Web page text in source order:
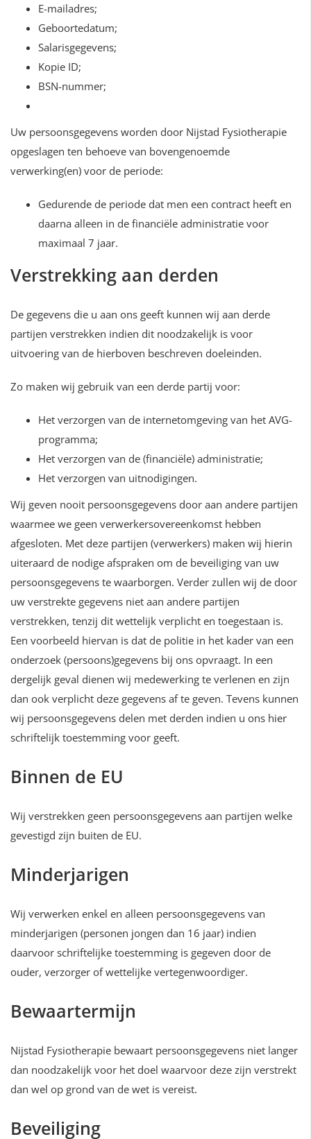
E-mailadres;
Geboortedatum;
Salarisgegevens;
Kopie ID;
BSN-nummer;
Uw persoonsgegevens worden door Nijstad Fysiotherapie
opgeslagen ten behoeve van bovengenoemde
verwerking(en) voor de periode:
Gedurende de periode dat men een contract heeft en
daarna alleen in de financiële administratie voor
maximaal 7 jaar.
Verstrekking aan derden
De gegevens die u aan ons geeft kunnen wij aan derde
partijen verstrekken indien dit noodzakelijk is voor
uitvoering van de hierboven beschreven doeleinden.
Zo maken wij gebruik van een derde partij voor:
Het verzorgen van de internetomgeving van het AVG-
programma;
Het verzorgen van de (financiële) administratie;
Het verzorgen van uitnodigingen.
Wij geven nooit persoonsgegevens door aan andere partijen
waarmee we geen verwerkersovereenkomst hebben
afgesloten. Met deze partijen (verwerkers) maken wij hierin
uiteraard de nodige afspraken om de beveiliging van uw
persoonsgegevens te waarborgen. Verder zullen wij de door
uw verstrekte gegevens niet aan andere partijen
verstrekken, tenzij dit wettelijk verplicht en toegestaan is.
Een voorbeeld hiervan is dat de politie in het kader van een
onderzoek (persoons)gegevens bij ons opvraagt. In een
dergelijk geval dienen wij medewerking te verlenen en zijn
dan ook verplicht deze gegevens af te geven. Tevens kunnen
wij persoonsgegevens delen met derden indien u ons hier
schriftelijk toestemming voor geeft.
Binnen de EU
Wij verstrekken geen persoonsgegevens aan partijen welke
gevestigd zijn buiten de EU.
Minderjarigen
Wij verwerken enkel en alleen persoonsgegevens van
minderjarigen (personen jongen dan 16 jaar) indien
daarvoor schriftelijke toestemming is gegeven door de
ouder, verzorger of wettelijke vertegenwoordiger.
Bewaartermijn
Nijstad Fysiotherapie bewaart persoonsgegevens niet langer
dan noodzakelijk voor het doel waarvoor deze zijn verstrekt
dan wel op grond van de wet is vereist.
Beveiliging